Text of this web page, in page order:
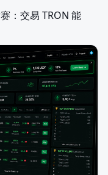
：交易 TRON 能